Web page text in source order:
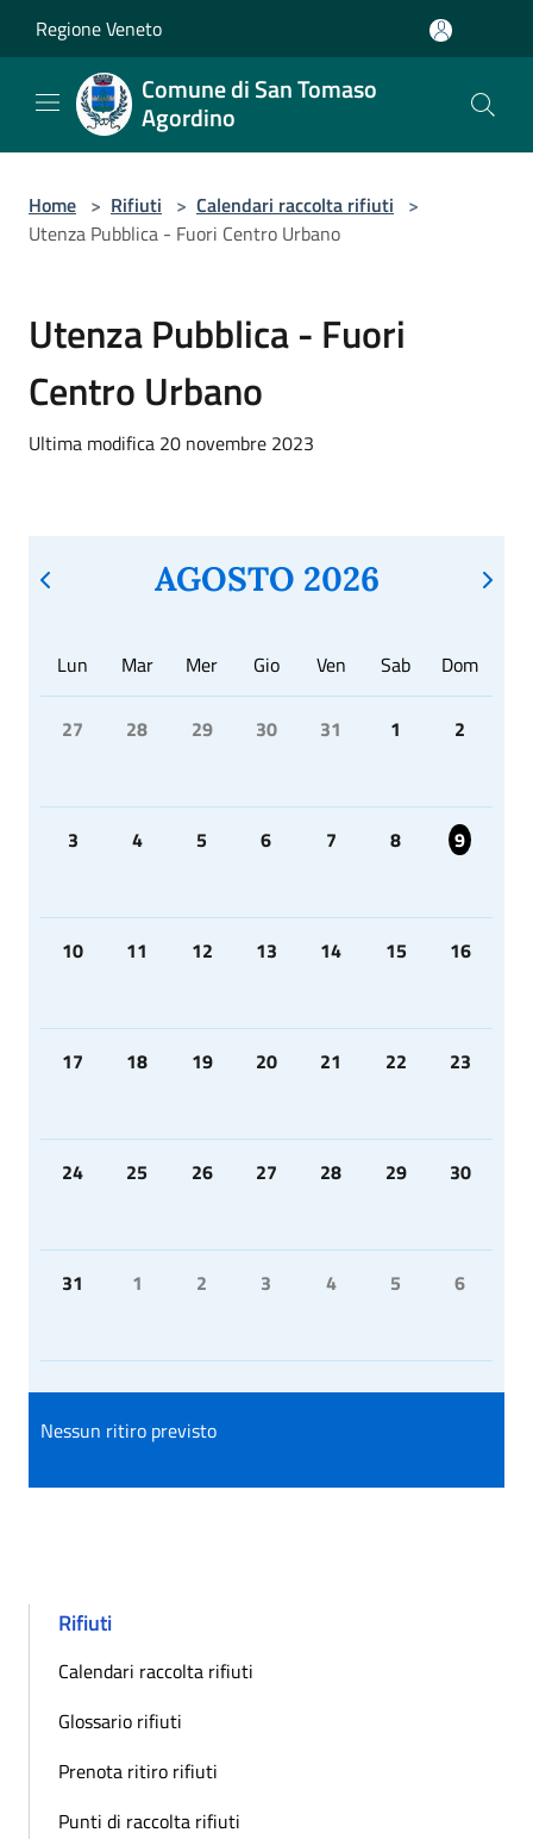
Regione Veneto
Comune di San Tomaso
Agordino
Home > Rifiuti > Calendari raccolta rifiuti >
Utenza Pubblica - Fuori Centro Urbano
Utenza Pubblica - Fuori
Centro Urbano
Ultima modifica 20 novembre 2023
AGOSTO 2026
Lun Mar Mer Gio Ven Sab Dom
27 28 29 30 31 1 2
3 4 5 6 7 8 9
10 11 12 13 14 15 16
17 18 19 20 21 22 23
24 25 26 27 28 29 30
31 1 2 3 4 5 6
Nessun ritiro previsto
Rifiuti
Calendari raccolta rifiuti
Glossario rifiuti
Prenota ritiro rifiuti
Punti di raccolta rifiuti